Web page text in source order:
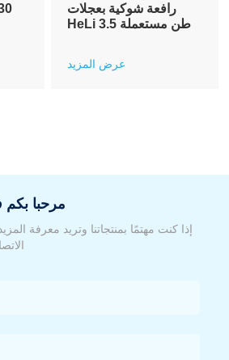
رافعة شوكية بعجلات
HeLi 3.5 طن مستعملة
عرض المزيد
مرحبا بكم
إذا كنت مهتمًا بمنتجاتنا وتريد معرفة